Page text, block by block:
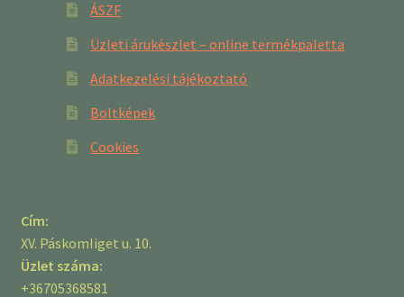
ÁSZF
Üzleti árukészlet – online termékpaletta
Adatkezelési tájékoztató
Boltképek
Cookies
Cím:
XV. Páskomliget u. 10.
Üzlet száma:
+36705368581